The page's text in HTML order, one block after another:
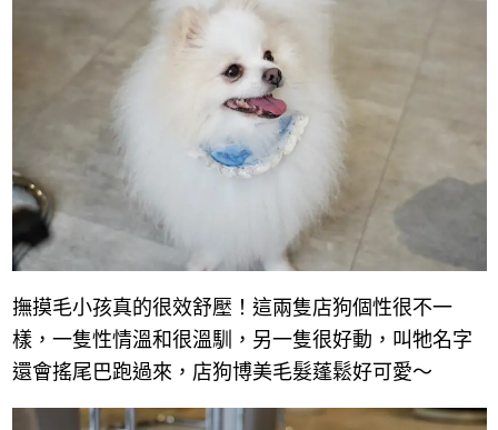
撫摸毛小孩真的很效舒壓！這兩隻店狗個性很不一
樣，一隻性情溫和很溫馴，另一隻很好動，叫牠名字
還會搖尾巴跑過來，店狗博美毛髮蓬鬆好可愛～